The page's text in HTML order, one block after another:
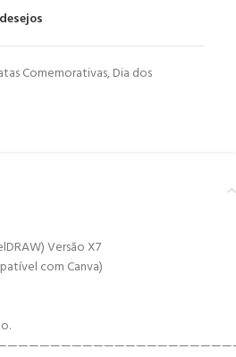
Comemorativas,Dia dos
Versão X7
com Canva)